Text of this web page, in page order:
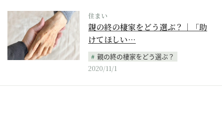
住まい
親の終の棲家をどう選ぶ？｜「助
けてほしい…
親の終の棲家をどう選ぶ？
2020/11/1